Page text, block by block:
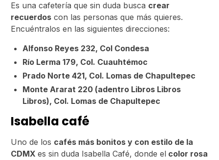
Es una cafetería que sin duda busca crear
recuerdos con las personas que más quieres.
Encuéntralos en las siguientes direcciones:
Alfonso Reyes 232, Col Condesa
Río Lerma 179, Col. Cuauhtémoc
Prado Norte 421, Col. Lomas de Chapultepec
Monte Ararat 220 (adentro Libros Libros
Libros), Col. Lomas de Chapultepec
Isabella café
Uno de los cafés más bonitos y con estilo de la
CDMXes sin duda Isabella Café, donde el color rosa